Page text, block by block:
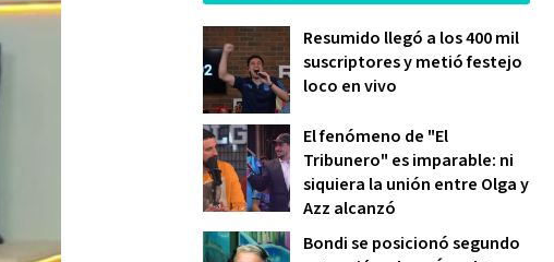
Resumido llegó a los 400 mil
suscriptores y metió festejo
loco en vivo
El fenómeno de "El
Tribunero" es imparable: ni
siquiera la unión entre Olga y
Azz alcanzó
Bondi se posicionó segundo